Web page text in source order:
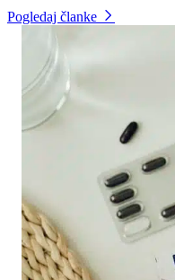
Pogledaj članke